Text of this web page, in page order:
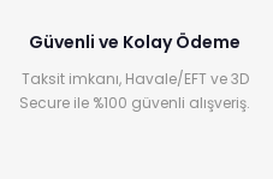
Güvenli ve Kolay Ödeme
Taksit imkanı, Havale/EFT ve 3D
Secure ile %100 güvenli alışveriş.